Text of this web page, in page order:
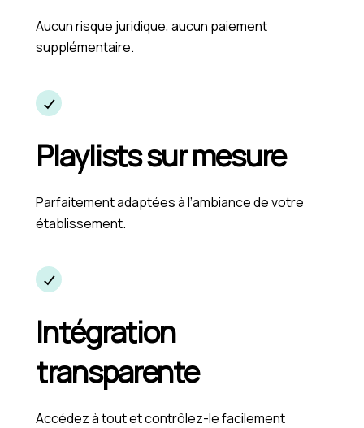
Aucun risque juridique, aucun paiement
supplémentaire.
Playlists sur mesure
Parfaitement adaptées à l’ambiance de votre
établissement.
Intégration
transparente
Accédez à tout et contrôlez-le facilement